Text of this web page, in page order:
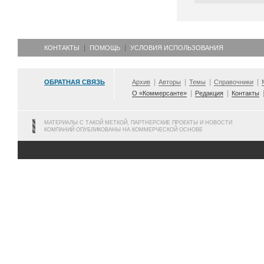
КОНТАКТЫ ПОМОЩЬ УСЛОВИЯ ИСПОЛЬЗОВАНИЯ
ОБРАТНАЯ СВЯЗЬ Архив Авторы Темы Справочники
О «Коммерсанте»
Редакция Контакты
МАТЕРИАЛЫ С ТАКОЙ МЕТКОЙ, ПАРТНЕРСКИЕ ПРОЕКТЫ И НОВОСТИ
КОМПАНИЙ ОПУБЛИКОВАНЫ НА КОММЕРЧЕСКОЙ ОСНОВЕ